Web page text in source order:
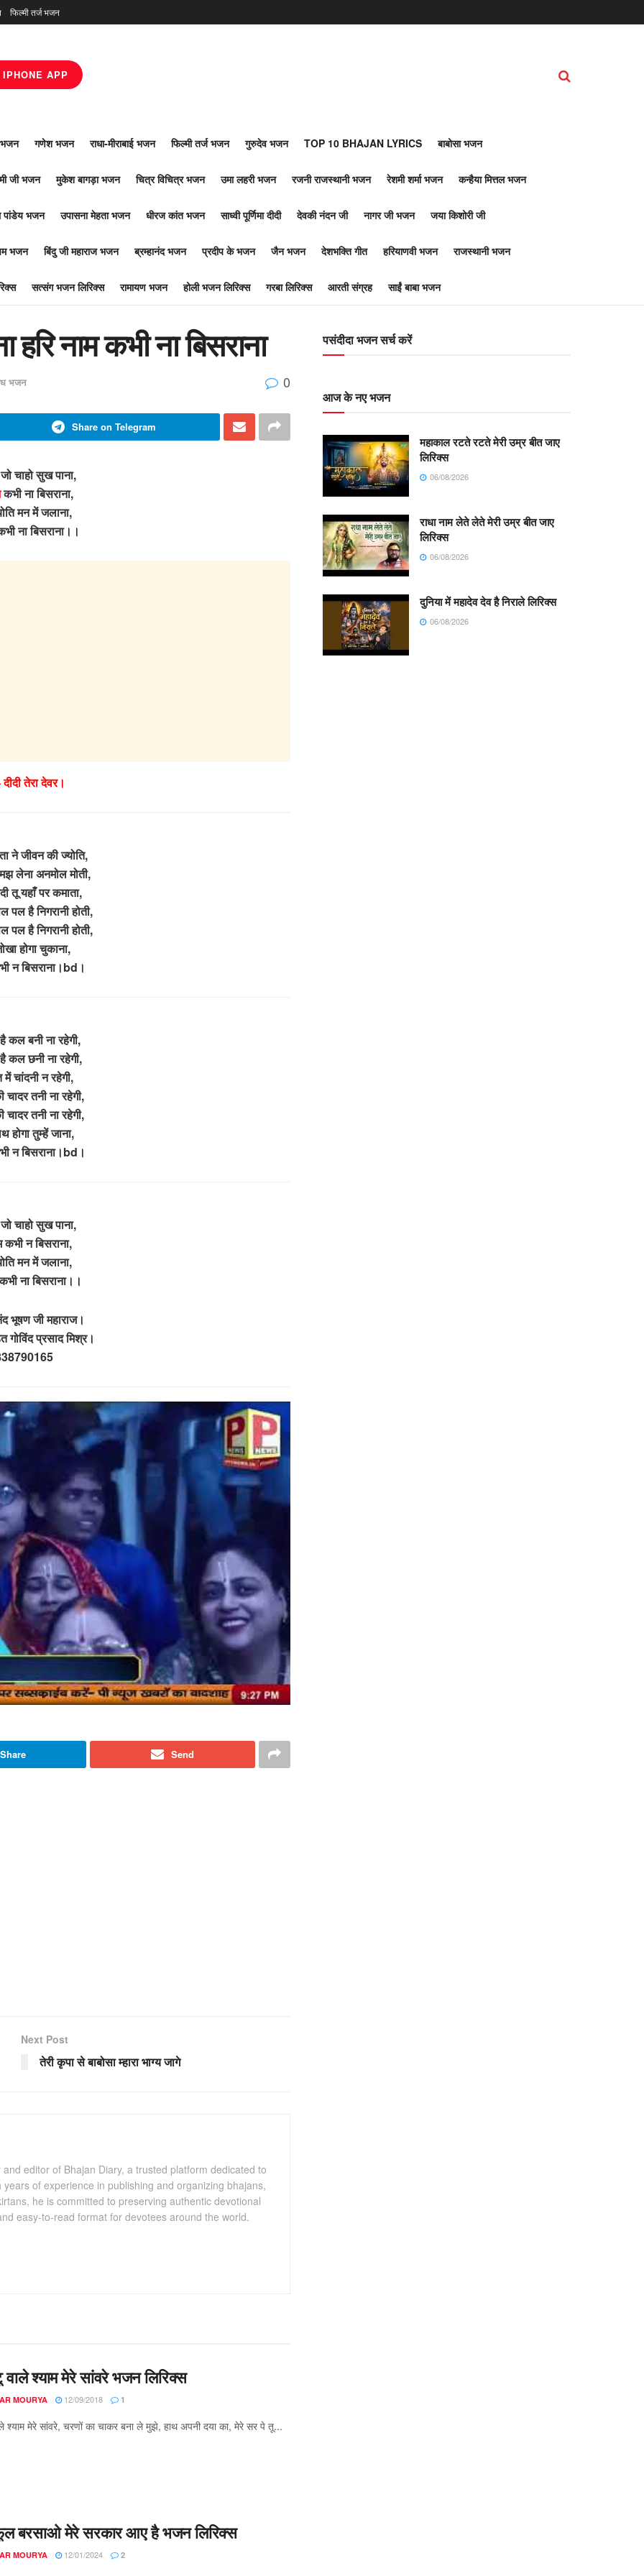
फिल्मी तर्ज भजन
IPHONE APP
भजन गणेश भजन राधा-मीराबाई भजन फिल्मी तर्ज भजन गुरुदेव भजन TOP 10 BHAJAN LYRICS बाबोसा भजन
जी भजन मुकेश बागड़ा भजन चित्र विचित्र भजन उमा लहरी भजन रजनी राजस्थानी भजन रेशमी शर्मा भजन कन्हैया मित्तल भजन
पांडेय भजन उपासना मेहता भजन धीरज कांत भजन साध्वी पूर्णिमा दीदी देवकी नंदन जी नागर जी भजन जया किशोरी जी
भजन बिंदु जी महाराज भजन ब्रम्हानंद भजन प्रदीप के भजन जैन भजन देशभक्ति गीत हरियाणवी भजन राजस्थानी भजन
सत्संग भजन लिरिक्स रामायण भजन होली भजन लिरिक्स गरबा लिरिक्स आरती संग्रह साईं बाबा भजन
नाम कभी ना बिसराना
भजन 0
Share on Telegram
चाहो सुख पाना,
कभी ना बिसराना,
मन में जलाना,
ना बिसराना।।
तेरा देवर।
ने जीवन की ज्योति,
लेना अनमोल मोती,
तू यहाँ पर कमाता,
पल है निगरानी होती,
पल है निगरानी होती,
होगा चुकाना,
न बिसराना।bd।
कल बनी ना रहेगी,
कल छनी ना रहेगी,
में चांदनी न रहेगी,
तनी ना रहेगी,
तनी ना रहेगी,
होगा तुम्हें जाना,
न बिसराना।bd।
चाहो सुख पाना,
कभी न बिसराना,
मन में जलाना,
ना बिसराना।।
भूषण जी महाराज।
गोविंद प्रसाद मिश्र।
Share Send
Next Post
तेरी कृपा से बाबोसा म्हारा भाग्य जागे
editor of Bhajan Diary, a trusted platform dedicated to
of experience in publishing and organizing bhajans,
he is committed to preserving authentic devotional
easy-to-read format for devotees around the world.
श्याम मेरे सांवरे भजन लिरिक्स
MOURYA 12/09/2018 1
श्याम मेरे सांवरे, चरणों का चाकर बना ले मुझे, हाथ अपनी दया का, मेरे सर पे तू...
बरसाओ मेरे सरकार आए है भजन लिरिक्स
MOURYA 12/01/2024 2
पसंदीदा भजन सर्च करें
आज के नए भजन
महाकाल रटते रटते मेरी उम्र बीत जाए
लिरिक्स
06/08/2026
राधा नाम लेते लेते मेरी उम्र बीत जाए
लिरिक्स
06/08/2026
दुनिया में महादेव देव है निराले लिरिक्स
06/08/2026